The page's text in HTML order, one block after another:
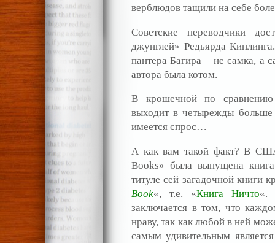
верблюдов тащили на себе
Советские переводчики
джунглей» Редьярда
пантера Багира – не самка, а
автора была котом.
В крошечной по
выходит в четырежды
имеется спрос…
А как вам такой факт? В
Books» была выпущена
титуле сей загадочной книги
Book«, т.е. «Книга Ничто«.
заключается в том, что
нраву, так как любой в ней
самым удивительным